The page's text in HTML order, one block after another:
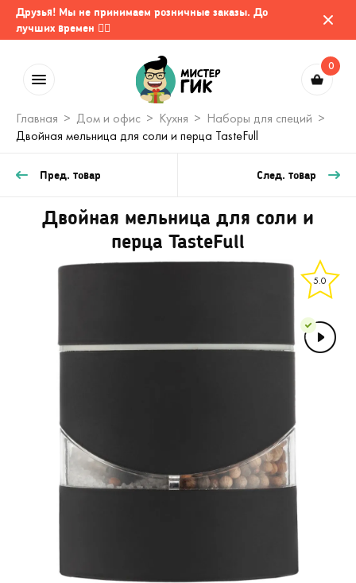
Друзья! Мы не принимаем розничные заказы. До
лучших времен 🤷‍♂️
0
Главная Дом и офис Кухня
Наборы для специй
Двойная мельница для соли и перца TasteFull
Пред. товар След. товар
Двойная мельница для соли и
перца TasteFull
5.0